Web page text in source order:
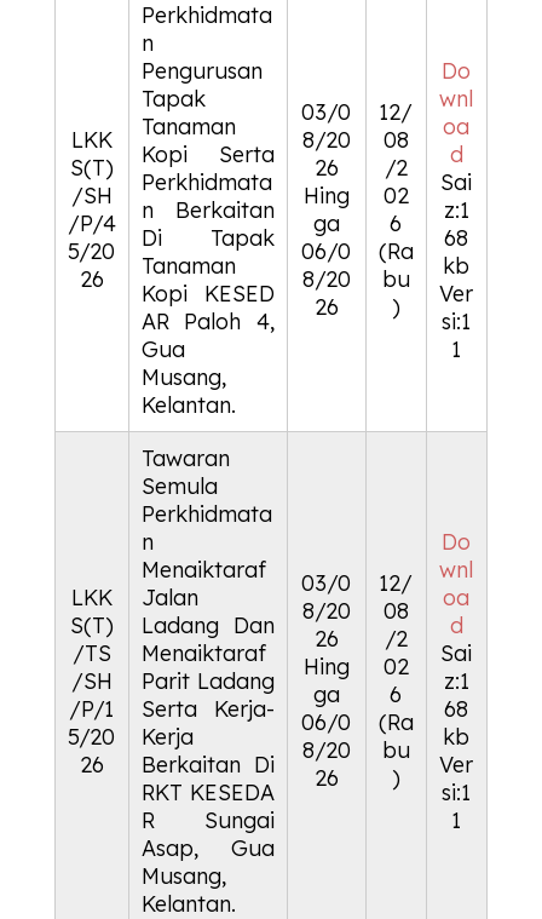
LKK
S(T)
/SH
/P/4
5/20
26
Perkhidmata
n
Pengurusan
Tapak
Tanaman
Kopi Serta
Perkhidmata
n Berkaitan
Di Tapak
Tanaman
Kopi KESED
ARPaloh 4,
Gua
Musang,
Kelantan.
03/0
8/20
26
Hing
ga
06/0
8/20
26
12/
08
/2
02
6
(Ra
bu
)
Do
wnl
oa
d
Sai
z:1
68
kb
Ver
si:1
1
LKK
S(T)
/TS
/SH
/P/1
5/20
26
Tawaran
Semula
Perkhidmata
n
Menaiktaraf
Jalan
Ladang Dan
Menaiktaraf
Parit Ladang
Serta Kerja-
Kerja
Berkaitan Di
RKT KESEDA
RSungai
Asap, Gua
Musang,
Kelantan.
03/0
8/20
26
Hing
ga
06/0
8/20
26
12/
08
/2
02
6
(Ra
bu
)
Do
wnl
oa
d
Sai
z:1
68
kb
Ver
si:1
1